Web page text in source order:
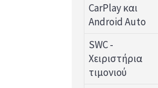
CarPlay και
Android Auto
SWC -
Χειριστήρια
τιμονιού